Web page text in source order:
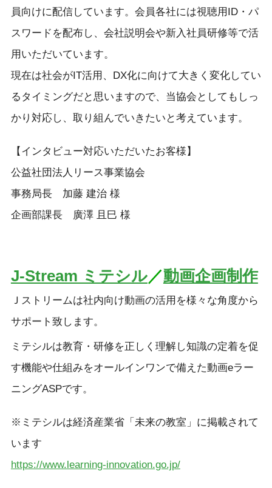
員向けに配信しています。会員各社には視聴用ID・パ
スワードを配布し、会社説明会や新入社員研修等で活
用いただいています。
現在は社会がIT活用、DX化に向けて大きく変化してい
るタイミングだと思いますので、当協会としてもしっ
かり対応し、取り組んでいきたいと考えています。
【インタビュー対応いただいたお客様】
公益社団法人リース事業協会
事務局長 加藤 建治 様
企画部課長 廣澤 且巳 様
J-Stream ミテシル／動画企画制作
Ｊストリームは社内向け動画の活用を様々な角度から
サポート致します。
ミテシルは教育・研修を正しく理解し知識の定着を促
す機能や仕組みをオールインワンで備えた動画eラー
ニングASPです。
※ミテシルは経済産業省「未来の教室」に掲載されて
います
https://www.learning-innovation.go.jp/